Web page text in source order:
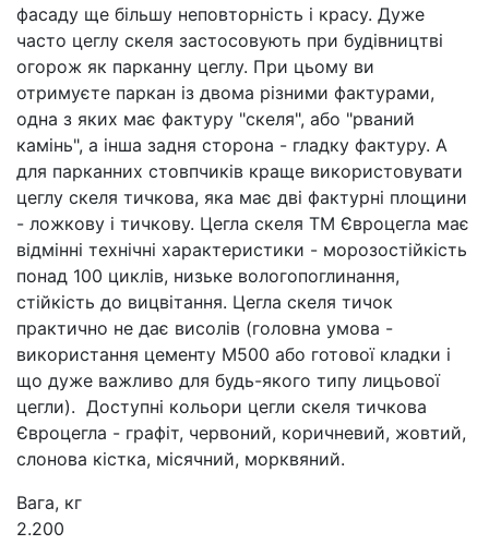
фасаду ще більшу неповторність і красу. Дуже
часто цеглу скеля застосовують при будівництві
огорож як парканну цеглу. При цьому ви
отримуєте паркан із двома різними фактурами,
одна з яких має фактуру "скеля", або "рваний
камінь", а інша задня сторона - гладку фактуру. А
для парканних стовпчиків краще використовувати
цеглу скеля тичкова, яка має дві фактурні площини
- ложкову і тичкову. Цегла скеля ТМ Євроцегла має
відмінні технічні характеристики - морозостійкість
понад 100 циклів, низьке вологопоглинання,
стійкість до вицвітання. Цегла скеля тичок
практично не дає висолів (головна умова -
використання цементу М500 або готової кладки і
що дуже важливо для будь-якого типу лицьової
цегли). Доступні кольори цегли скеля тичкова
Євроцегла - графіт, червоний, коричневий, жовтий,
слонова кістка, місячний, морквяний.
Вага, кг
2.200